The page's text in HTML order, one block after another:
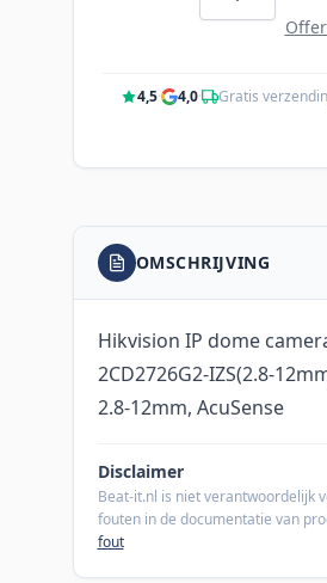
4,5· 4,0· Gratis
OMSCHRIJVING
Hikvision IP dome
2CD2726G2-IZS(2.8-
2.8-12mm, AcuSense
Disclaimer
Beat-it.nl is niet verantwoordelijk
fouten in de documentatie van
fout